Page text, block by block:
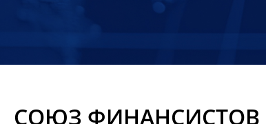
СОЮЗ ФИНАНСИСТОВ